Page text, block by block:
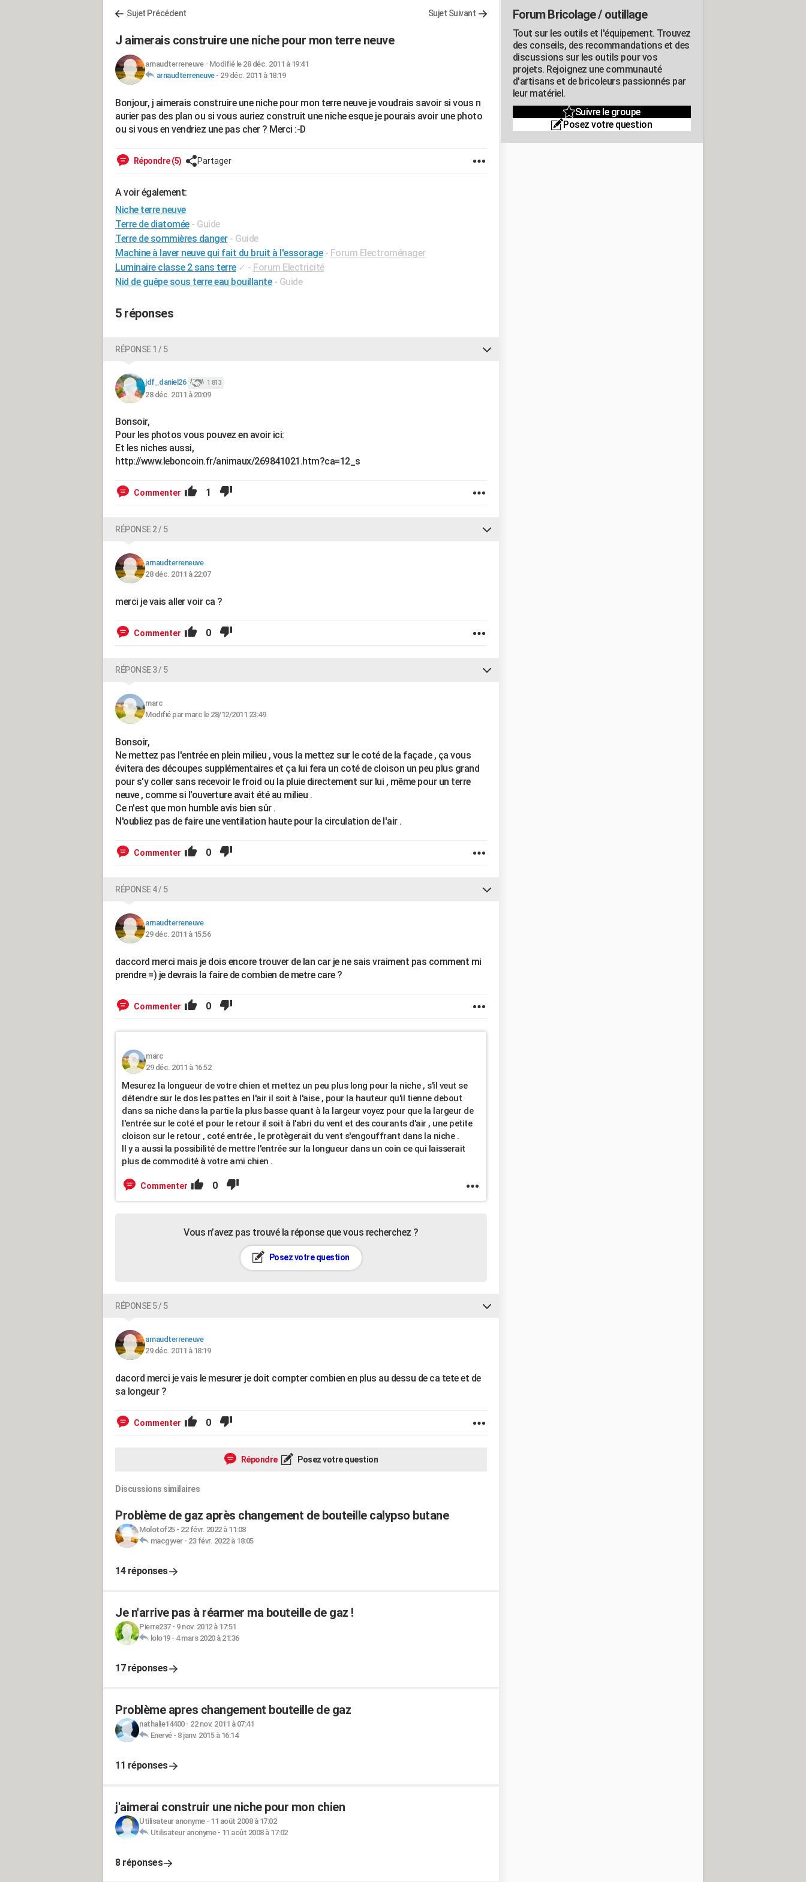
Sujet Précédent Sujet Suivant
J aimerais construire une niche pour mon terre neuve
arnaudterreneuve- Modifié le 28 déc. 2011 à 19:41
arnaudterreneuve- 29 déc. 2011 à 18:19
Bonjour, j aimerais construire une niche pour mon terre neuve je voudrais savoir si vous n
aurier pas des plan ou si vous auriez construit une niche esque je pourais avoir une photo
ou si vous en vendriez une pas cher ? Merci :-D
Répondre (5) Partager
A voir également:
Niche terre neuve
Terre de diatomée - Guide
Terre de sommières danger - Guide
Machine à laver neuve qui fait du bruit à l'essorage - Forum Electroménager
Luminaire classe 2 sans terre ✓ - Forum Electricité
Nid de guêpe sous terre eau bouillante - Guide
5 réponses
RÉPONSE 1 / 5
jdf_daniel26 1 813
28 déc. 2011 à 20:09
Bonsoir,
Pour les photos vous pouvez en avoir ici:
Et les niches aussi,
http://www.leboncoin.fr/animaux/269841021.htm?ca=12_s
Commenter 1
RÉPONSE 2 / 5
arnaudterreneuve
28 déc. 2011 à 22:07
merci je vais aller voir ca ?
Commenter 0
RÉPONSE 3 / 5
marc
Modifié par marc le 28/12/2011 23:49
Bonsoir,
Ne mettez pas l'entrée en plein milieu , vous la mettez sur le coté de la façade , ça vous
évitera des découpes supplémentaires et ça lui fera un coté de cloison un peu plus grand
pour s'y coller sans recevoir le froid ou la pluie directement sur lui , même pour un terre
neuve , comme si l'ouverture avait été au milieu .
Ce n'est que mon humble avis bien sûr .
N'oubliez pas de faire une ventilation haute pour la circulation de l'air .
Commenter 0
RÉPONSE 4 / 5
arnaudterreneuve
29 déc. 2011 à 15:56
daccord merci mais je dois encore trouver de lan car je ne sais vraiment pas comment mi
prendre =) je devrais la faire de combien de metre care ?
Commenter 0
marc
29 déc. 2011 à 16:52
Mesurez la longueur de votre chien et mettez un peu plus long pour la niche , s'il veut se
détendre sur le dos les pattes en l'air il soit à l'aise , pour la hauteur qu'il tienne debout
dans sa niche dans la partie la plus basse quant à la largeur voyez pour que la largeur de
l'entrée sur le coté et pour le retour il soit à l'abri du vent et des courants d'air , une petite
cloison sur le retour , coté entrée , le protègerait du vent s'engouffrant dans la niche .
Il y a aussi la possibilité de mettre l'entrée sur la longueur dans un coin ce qui laisserait
plus de commodité à votre ami chien .
Commenter 0
Vous n’avez pas trouvé la réponse que vous recherchez ?
Posez votre question
RÉPONSE 5 / 5
arnaudterreneuve
29 déc. 2011 à 18:19
dacord merci je vais le mesurer je doit compter combien en plus au dessu de ca tete et de
sa longeur ?
Commenter 0
Répondre Posez votre question
Discussions similaires
Problème de gaz après changement de bouteille calypso butane
Molotof25- 22 févr. 2022 à 11:08
macgyver- 23 févr. 2022 à 18:05
14 réponses
Je n'arrive pas à réarmer ma bouteille de gaz !
Pierre237- 9 nov. 2012 à 17:51
lolo19- 4 mars 2020 à 21:36
17 réponses
Problème apres changement bouteille de gaz
nathalie14400- 22 nov. 2011 à 07:41
Enervé- 8 janv. 2015 à 16:14
11 réponses
j'aimerai construir une niche pour mon chien
Utilisateur anonyme- 11 août 2008 à 17:02
Utilisateur anonyme- 11 août 2008 à 17:02
8 réponses
Forum Bricolage / outillage
Tout sur les outils et l'équipement. Trouvez
des conseils, des recommandations et des
discussions sur les outils pour vos
projets. Rejoignez une communauté
d'artisans et de bricoleurs passionnés par
leur matériel.
Suivre le groupe
Posez votre question